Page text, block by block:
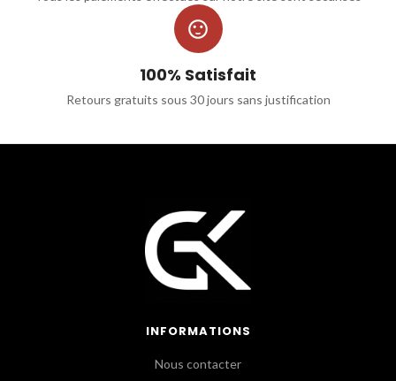

100% Satisfait
Retours gratuits sous 30 jours sans justification
INFORMATIONS
Nous contacter